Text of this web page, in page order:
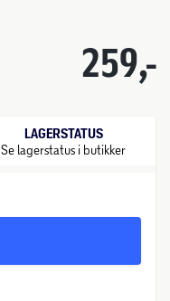
259,-
LAGERSTATUS
Se lagerstatus i butikker